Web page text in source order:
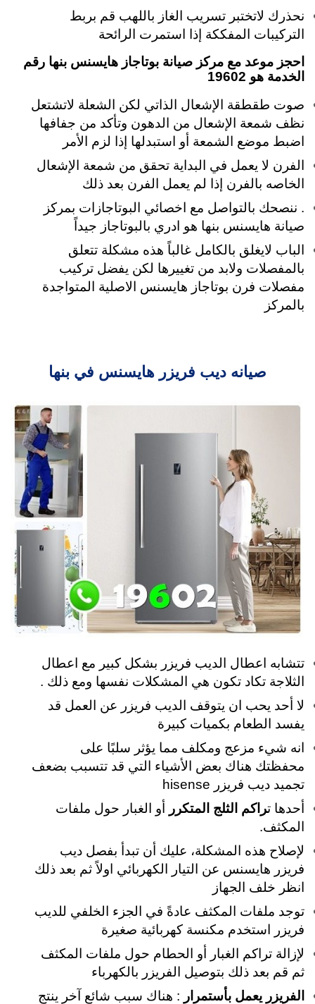
نحذرك لاتختبر تسريب الغاز باللهب قم بربط
التركيبات المفككة إذا استمرت الرائحة
احجز موعد مع مركز صيانة بوتاجاز هايسنس بنها رقم
الخدمة هو 19602
صوت طقطقة الإشعال الذاتي لكن الشعلة لاتشتعل
نظف شمعة الإشعال من الدهون وتأكد من جفافها
اضبط موضع الشمعة أو استبدلها إذا لزم الأمر
الفرن لا يعمل في البداية تحقق من شمعة الإشعال
الخاصه بالفرن إذا لم يعمل الفرن بعد ذلك
. ننصحك بالتواصل مع اخصائي البوتاجازات بمركز
صيانة هايسنس بنها هو ادري بالبوتاجاز جيداً
الباب لايغلق بالكامل غالباً هذه مشكلة تتعلق
بالمفصلات ولابد من تغييرها لكن يفضل تركيب
مفصلات فرن بوتاجاز هايسنس الاصلية المتواجدة
بالمركز
صيانه ديب فريزر هايسنس في بنها
تتشابه اعطال الديب فريزر بشكل كبير مع اعطال
الثلاجة تكاد تكون هي المشكلات نفسها ومع ذلك .
لا أحد يحب ان يتوقف الديب فريزر عن العمل قد
يفسد الطعام بكميات كبيرة
انه شيء مزعج ومكلف مما يؤثر سلبًا على
محفظتك هناك بعض الأشياء التي قد تتسبب بضعف
تجميد ديب فريزر hisense
أحدها تراكم الثلج المتكرر أو الغبار حول ملفات
المكثف.
لإصلاح هذه المشكلة، عليك أن تبدأ بفصل ديب
فريزر هايسنس عن التيار الكهربائي اولاً ثم بعد ذلك
انظر خلف الجهاز
توجد ملفات المكثف عادةً في الجزء الخلفي للديب
فريزر استخدم مكنسة كهربائية صغيرة
لإزالة تراكم الغبار أو الحطام حول ملفات المكثف
ثم قم بعد ذلك بتوصيل الفريزر بالكهرباء
الفريزر يعمل بأستمرار : هناك سبب شائع آخر ينتج